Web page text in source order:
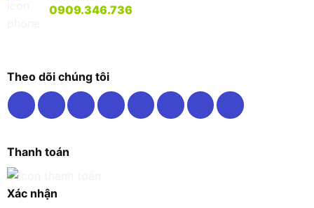
0909.346.736
Theo dõi chúng tôi
Thanh toán
Xác nhận